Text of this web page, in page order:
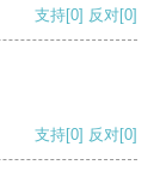
支持[0] 反对[0]
支持[0] 反对[0]